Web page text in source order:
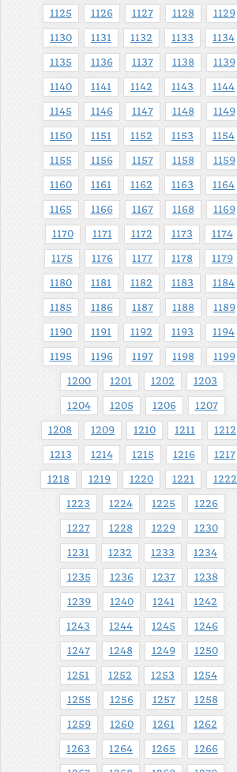
1125 1126 1127 1128 1129
1130 1131 1132 1133 1134
1135 1136 1137 1138 1139
1140 1141 1142 1143 1144
1145 1146 1147 1148 1149
1150 1151 1152 1153 1154
1155 1156 1157 1158 1159
1160 1161 1162 1163 1164
1165 1166 1167 1168 1169
1170 1171 1172 1173 1174
1175 1176 1177 1178 1179
1180 1181 1182 1183 1184
1185 1186 1187 1188 1189
1190 1191 1192 1193 1194
1195 1196 1197 1198 1199
1200 1201 1202 1203
1204 1205 1206 1207
1208 1209 1210 1211 1212
1213 1214 1215 1216 1217
1218 1219 1220 1221 1222
1223 1224 1225 1226
1227 1228 1229 1230
1231 1232 1233 1234
1235 1236 1237 1238
1239 1240 1241 1242
1243 1244 1245 1246
1247 1248 1249 1250
1251 1252 1253 1254
1255 1256 1257 1258
1259 1260 1261 1262
1263 1264 1265 1266